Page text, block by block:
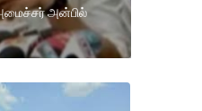
அன்பில்